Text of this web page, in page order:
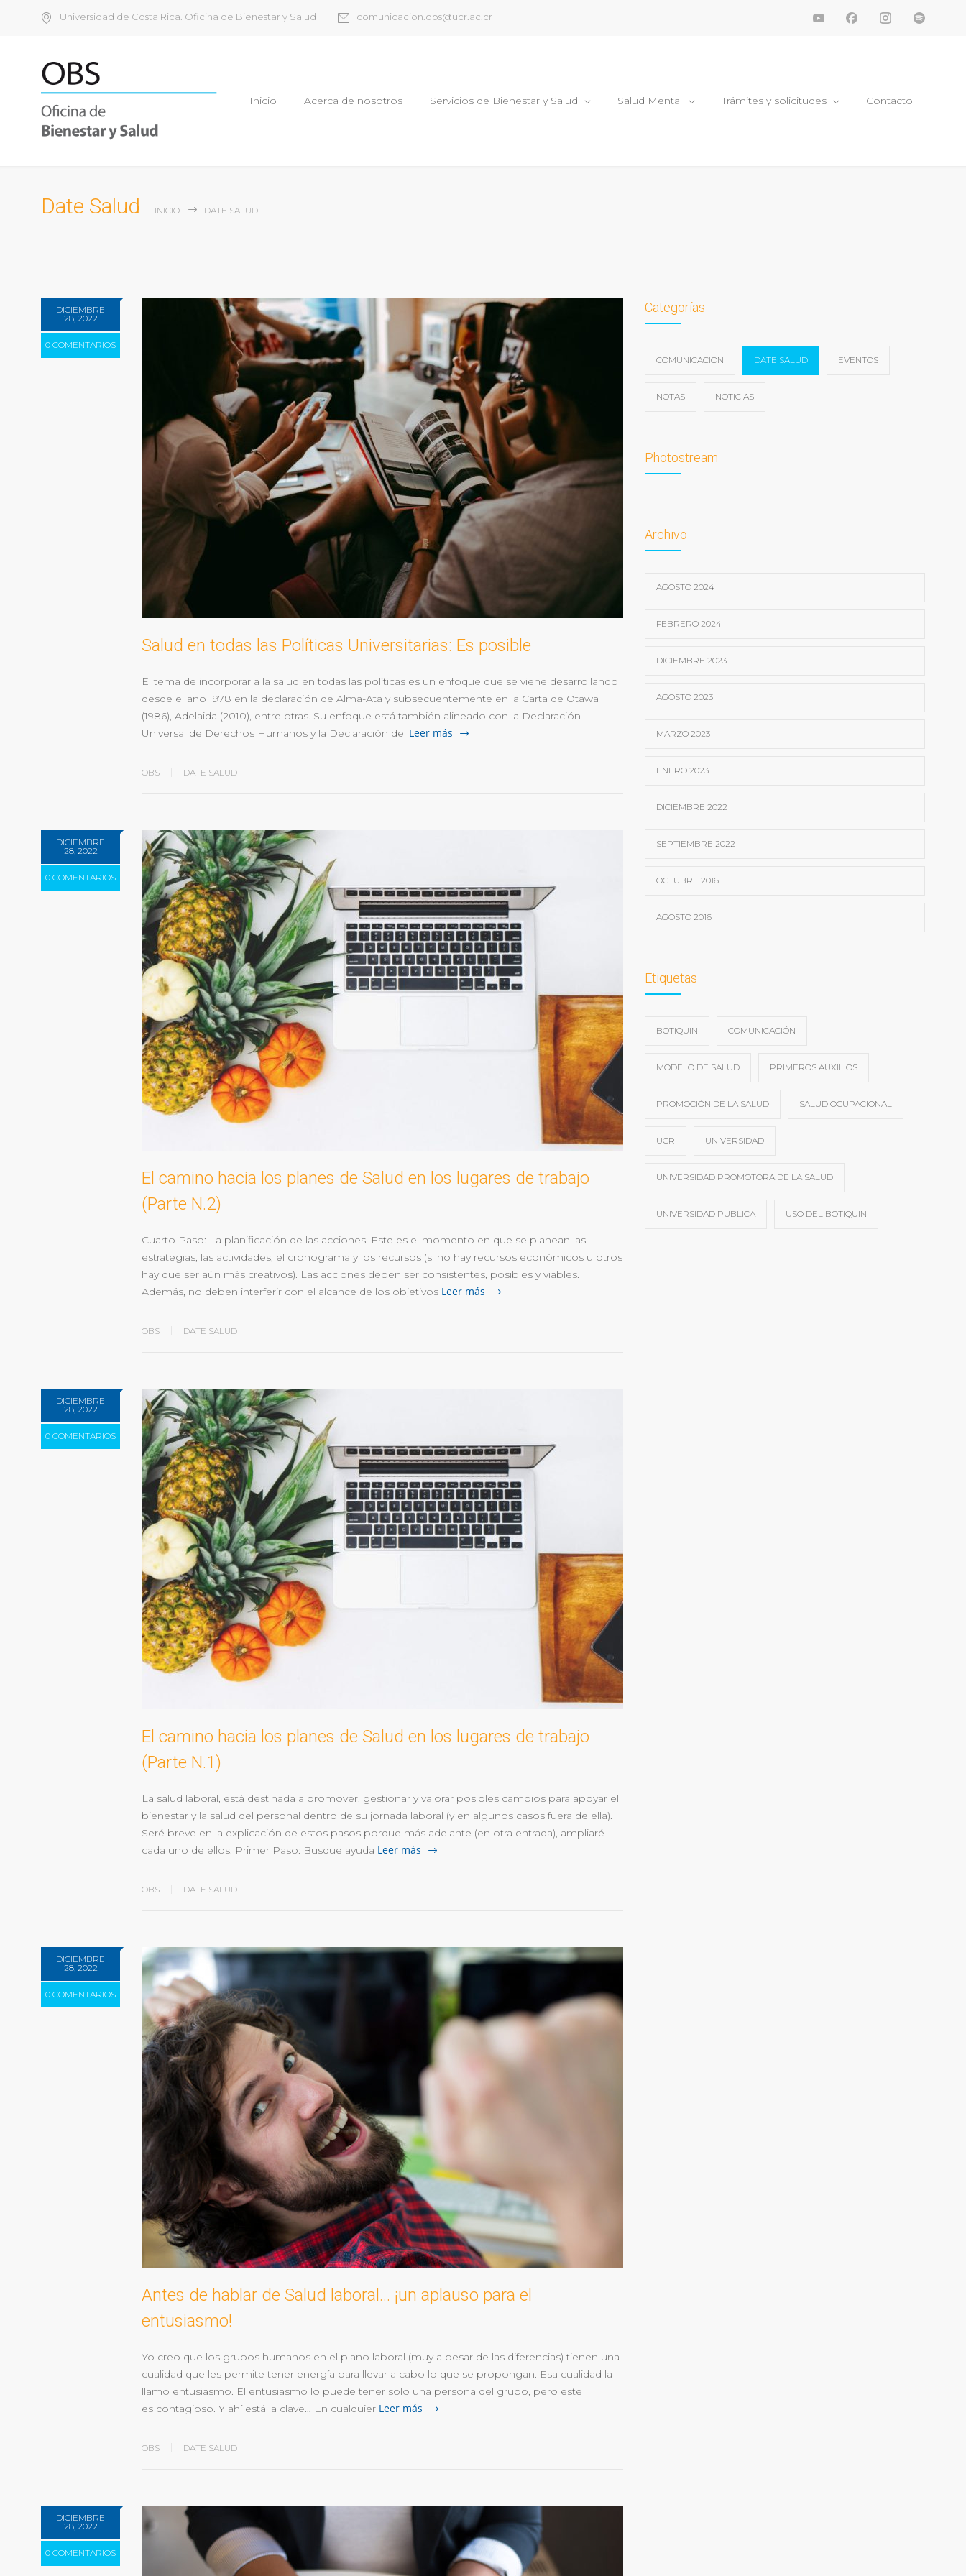
Universidad de Costa Rica. Oficina de Bienestar y Salud comunicacion.obs@ucr.ac.cr
Inicio Acerca de nosotros Servicios de Bienestar y Salud Salud Mental Trámites y solicitudes Contacto
Date Salud INICIO DATE SALUD
DICIEMBRE
28, 2022
0 COMENTARIOS
Salud en todas las Políticas Universitarias: Es posible
El tema de incorporar a la salud en todas las políticas es un enfoque que se viene desarrollando
desde el año 1978 en la declaración de Alma-Ata y subsecuentemente en la Carta de Otawa
(1986), Adelaida (2010), entre otras. Su enfoque está también alineado con la Declaración
Universal de Derechos Humanos y la Declaración del Leer más
OBS DATE SALUD
DICIEMBRE
28, 2022
0 COMENTARIOS
El camino hacia los planes de Salud en los lugares de trabajo
(Parte N.2)
Cuarto Paso: La planificación de las acciones. Este es el momento en que se planean las
estrategias, las actividades, el cronograma y los recursos (si no hay recursos económicos u otros
hay que ser aún más creativos). Las acciones deben ser consistentes, posibles y viables.
Además, no deben interferir con el alcance de los objetivos Leer más
OBS DATE SALUD
DICIEMBRE
28, 2022
0 COMENTARIOS
El camino hacia los planes de Salud en los lugares de trabajo
(Parte N.1)
La salud laboral, está destinada a promover, gestionar y valorar posibles cambios para apoyar el
bienestar y la salud del personal dentro de su jornada laboral (y en algunos casos fuera de ella).
Seré breve en la explicación de estos pasos porque más adelante (en otra entrada), ampliaré
cada uno de ellos. Primer Paso: Busque ayuda Leer más
OBS DATE SALUD
DICIEMBRE
28, 2022
0 COMENTARIOS
Antes de hablar de Salud laboral… ¡un aplauso para el
entusiasmo!
Yo creo que los grupos humanos en el plano laboral (muy a pesar de las diferencias) tienen una
cualidad que les permite tener energía para llevar a cabo lo que se propongan. Esa cualidad la
llamo entusiasmo. El entusiasmo lo puede tener solo una persona del grupo, pero este
es contagioso. Y ahí está la clave… En cualquier Leer más
OBS DATE SALUD
DICIEMBRE
28, 2022
0 COMENTARIOS
Categorías
COMUNICACION DATE SALUD EVENTOS
NOTAS NOTICIAS
Photostream
Archivo
AGOSTO 2024
FEBRERO 2024
DICIEMBRE 2023
AGOSTO 2023
MARZO 2023
ENERO 2023
DICIEMBRE 2022
SEPTIEMBRE 2022
OCTUBRE 2016
AGOSTO 2016
Etiquetas
BOTIQUIN COMUNICACIÓN
MODELO DE SALUD PRIMEROS AUXILIOS
PROMOCIÓN DE LA SALUD SALUD OCUPACIONAL
UCR UNIVERSIDAD
UNIVERSIDAD PROMOTORA DE LA SALUD
UNIVERSIDAD PÚBLICA USO DEL BOTIQUIN